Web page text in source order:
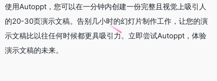
使用Autoppt，您可以在一分钟内创建一份完整且视觉上吸引人
的20-30页演示文稿。告别几小时的幻灯片制作工作，让您的演
示文稿比以往任何时候都更具吸引力。立即尝试Autoppt，体验
演示文稿的未来。